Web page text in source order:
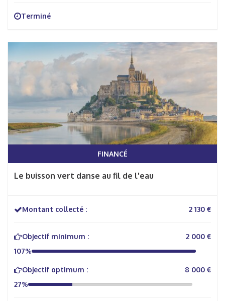
Terminé
FINANCÉ
Le buisson vert danse au fil de l'eau
Montant collecté : 2 130 €
Objectif minimum :
2 000 €
107%
Objectif optimum :
8 000 €
27%